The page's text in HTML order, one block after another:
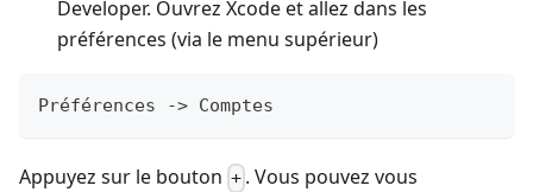
Developer. Ouvrez Xcode et allez dans les
préférences (via le menu supérieur)
Préférences -> Comptes
Appuyez sur le bouton + . Vous pouvez vous